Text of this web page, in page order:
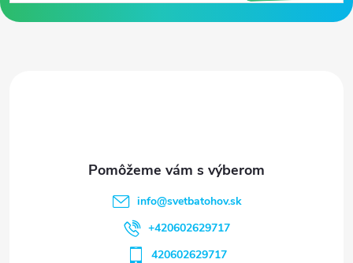
ä
info@svetbatohov.sk
+420602629717
420602629717